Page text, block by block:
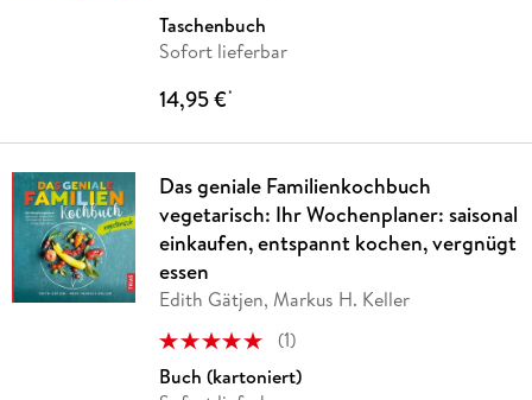
Taschenbuch
Sofort lieferbar
14,95 €*
Das geniale Familienkochbuch
vegetarisch: Ihr Wochenplaner: saisonal
einkaufen, entspannt kochen, vergnügt
essen
Edith Gätjen, Markus H. Keller
(1)
Buch (kartoniert)